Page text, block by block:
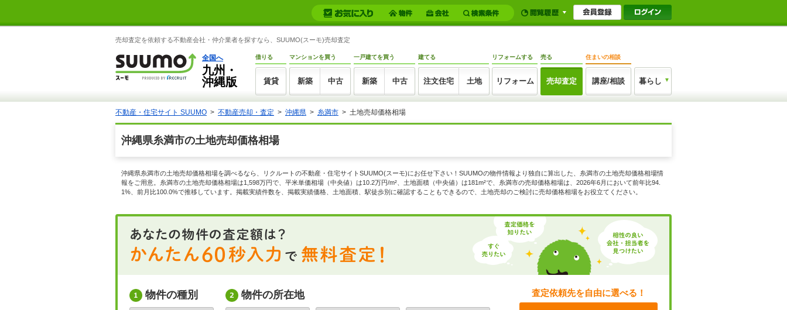
売却査定を依頼する不動産会社・仲介業者を探すなら、SUUMO(スーモ)売却査定
全国へ
九州・
沖縄版
借りる
賃貸
マンションを買う
新築 中古
一戸建てを買う
新築 中古
建てる
注文住宅 土地
リフォームする
リフォーム
売る
売却査定
住まいの相談
講座/相談 暮らし
不動産・住宅サイト SUUMO 不動産売却・査定 沖縄県 糸満市 土地売却価格相場
沖縄県糸満市の土地売却価格相場
沖縄県糸満市の土地売却価格相場を調べるなら、リクルートの不動産・住宅サイトSUUMO(スーモ)にお任せ下さい！SUUMOの物件情報より独自に算出した、糸満市の土地売却価格相場情
報をご用意。糸満市の土地売却価格相場は1,598万円で、平米単価相場（中央値）は10.2万円/m²、土地面積（中央値）は181m²で、糸満市の売却価格相場は、2026年6月において前年比94.
1%、前月比100.0%で推移しています。掲載実績件数を、掲載実績価格、土地面積、駅徒歩別に確認することもできるので、土地売却のご検討に売却価格相場をお役立てください。
物件の種別 物件の所在地 査定依頼先を自由に選べる！